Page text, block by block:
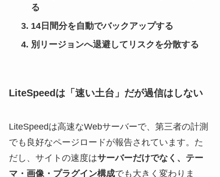
る
14日間分を自動でバックアップする
別リージョンへ退避してリスクを分散する
LiteSpeedは「速い土台」だが過信はしない
LiteSpeedは高速なWebサーバーで、第三者の計測
でも良好なページロードが報告されています。た
だし、サイトの速度はサーバーだけでなく、テー
マ・画像・プラグイン構成でも大きく変わりま